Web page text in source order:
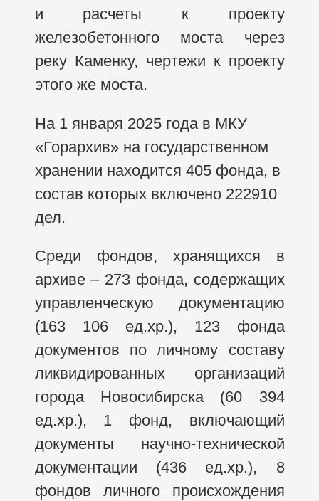
и расчеты к проекту
железобетонного моста через
реку Каменку, чертежи к проекту
этого же моста.
На 1 января 2025 года в МКУ
«Горархив» на государственном
хранении находится 405 фонда, в
состав которых включено 222910
дел.
Среди фондов, хранящихся в
архиве – 273 фонда, содержащих
управленческую документацию
(163 106 ед.хр.), 123 фонда
документов по личному составу
ликвидированных организаций
города Новосибирска (60 394
ед.хр.), 1 фонд, включающий
документы научно-технической
документации (436 ед.хр.), 8
фондов личного происхождения